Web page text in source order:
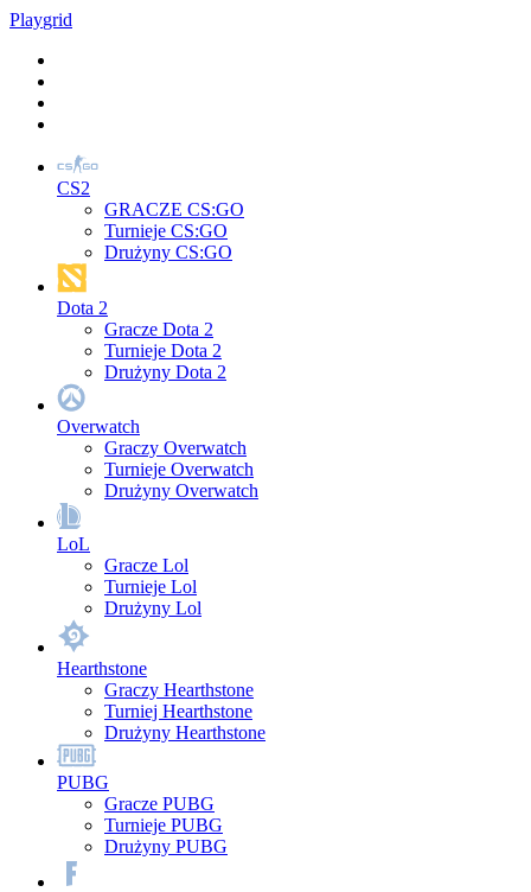
Playgrid
CS2
GRACZE CS:GO
Turnieje CS:GO
Drużyny CS:GO
Dota 2
Gracze Dota 2
Turnieje Dota 2
Drużyny Dota 2
Overwatch
Graczy Overwatch
Turnieje Overwatch
Drużyny Overwatch
LoL
Gracze Lol
Turnieje Lol
Drużyny Lol
Hearthstone
Graczy Hearthstone
Turniej Hearthstone
Drużyny Hearthstone
PUBG
Gracze PUBG
Turnieje PUBG
Drużyny PUBG